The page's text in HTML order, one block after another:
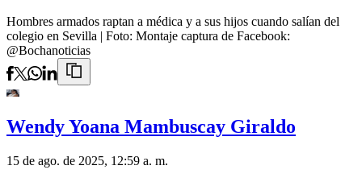
Hombres armados raptan a médica y a sus hijos cuando salían del
colegio en Sevilla | Foto: Montaje captura de Facebook:
@Bochanoticias
Wendy Yoana Mambuscay Giraldo
15 de ago. de 2025, 12:59 a. m.